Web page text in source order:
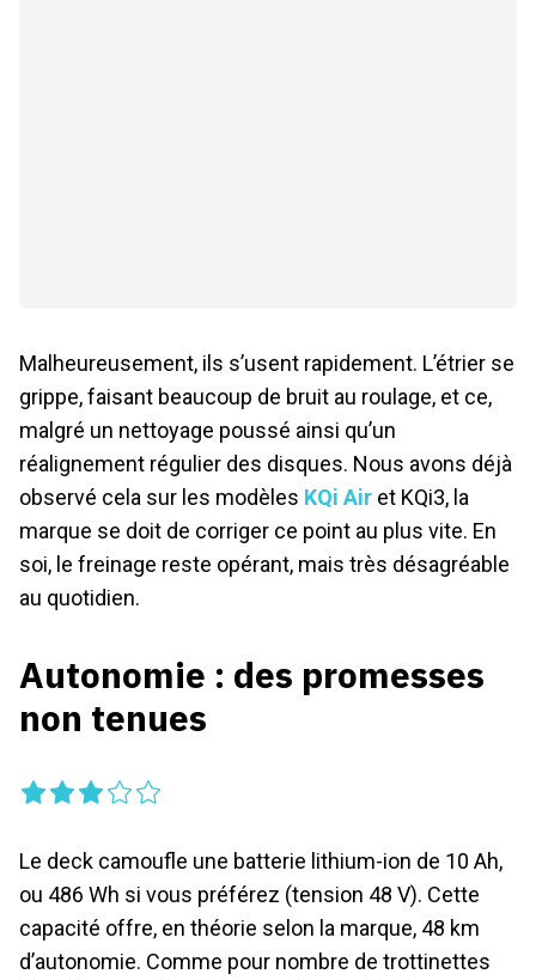
Malheureusement, ils s’usent rapidement. L’étrier se
grippe, faisant beaucoup de bruit au roulage, et ce,
malgré un nettoyage poussé ainsi qu’un
réalignement régulier des disques. Nous avons déjà
observé cela sur les modèles KQi Air et KQi3, la
marque se doit de corriger ce point au plus vite. En
soi, le freinage reste opérant, mais très désagréable
au quotidien.
Autonomie : des promesses
non tenues
Le deck camoufle une batterie lithium-ion de 10 Ah,
ou 486 Wh si vous préférez (tension 48 V). Cette
capacité offre, en théorie selon la marque, 48 km
d’autonomie. Comme pour nombre de trottinettes